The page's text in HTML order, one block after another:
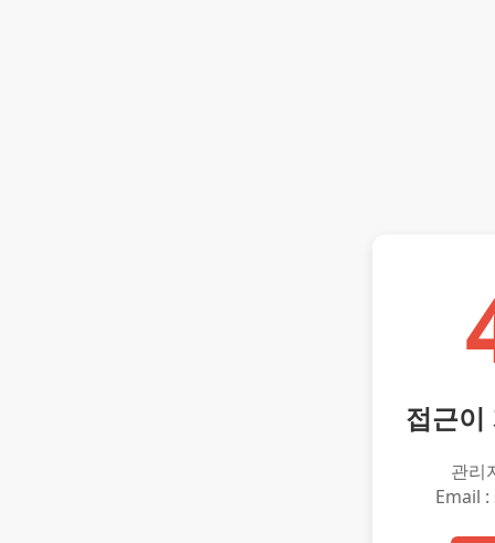
접근이
관리
Email